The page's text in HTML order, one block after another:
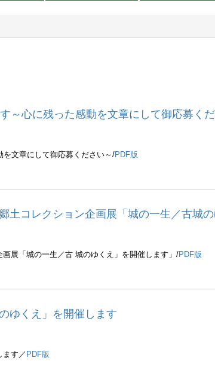
～心に残った感動を文章にして御応募く
を文章にして御応募ください～/PDF版
土コレクション企画展「城の一生／古城
展「城の一生／古 城のゆくえ」を開催します」/PDF版
ゆくえ」を開催します
ます／ PDF版